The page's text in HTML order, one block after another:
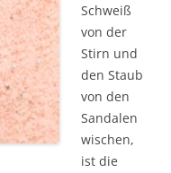
Schweiß
von der
Stirn und
den Staub
von den
Sandalen
wischen,
ist die